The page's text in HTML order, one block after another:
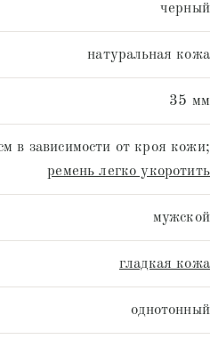
черный
натуральная кожа
35 мм
в зависимости от кроя кожи;
ремень легко укоротить
мужской
гладкая кожа
однотонный